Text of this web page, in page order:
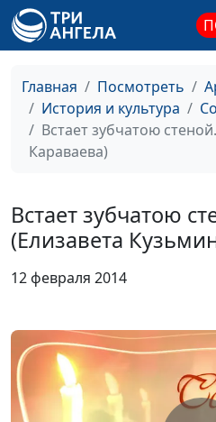
Главная Посмотреть
История и культура
Встает зубчатою
Караваева)
Встает зубчатою
(Елизавета
12 февраля 2014
Минский)
Не стало более чудес!
Христу (Зинаида
Гиппиус)